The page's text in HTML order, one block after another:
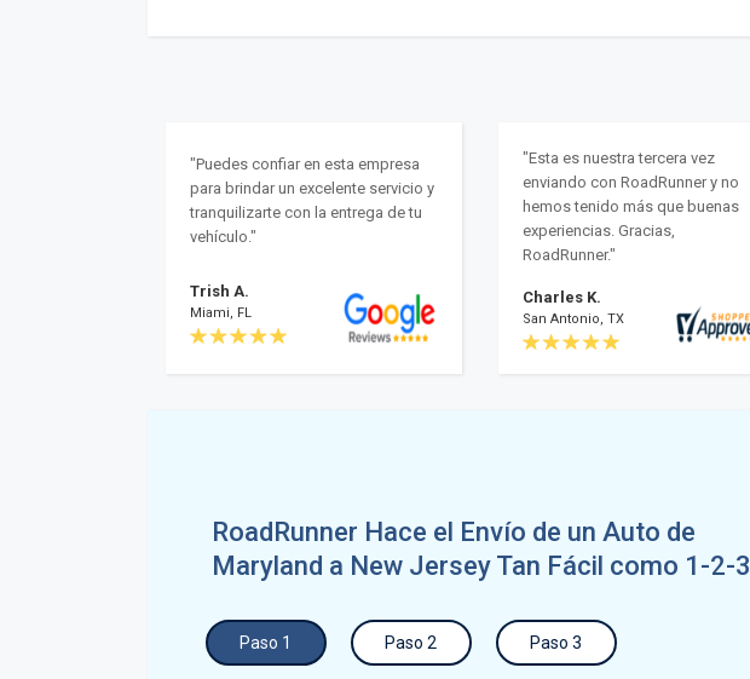
"Puedes confiar en esta empresa
para brindar un excelente servicio y
tranquilizarte con la entrega de tu
vehículo."
Trish A.
Miami, FL
"Esta es nuestra tercera vez
enviando con RoadRunner y no
hemos tenido más que buenas
experiencias. Gracias,
RoadRunner."
Charles K.
San Antonio, TX
RoadRunner Hace el Envío de un Auto de
Maryland a New Jersey Tan Fácil como 1-2-3
Paso 1 Paso 2 Paso 3